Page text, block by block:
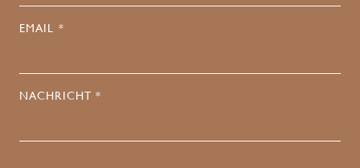
EMAIL *
NACHRICHT *